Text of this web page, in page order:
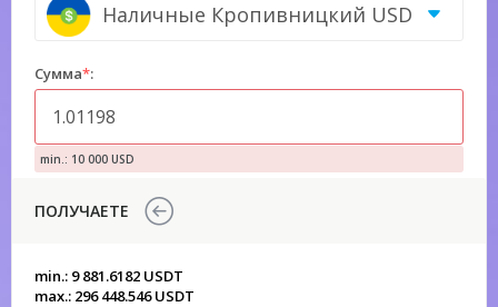
Наличные Кропивницкий USD
Сумма*:
min.: 10 000 USD
ПОЛУЧАЕТЕ
min.: 9 881.6182 USDT
max.: 296 448.546 USDT